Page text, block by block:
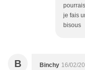
je fais
bisous
B Binchy 16/02/